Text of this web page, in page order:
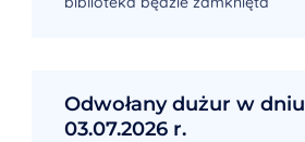
Odwołany dużur w dniu
03.07.2026 r.